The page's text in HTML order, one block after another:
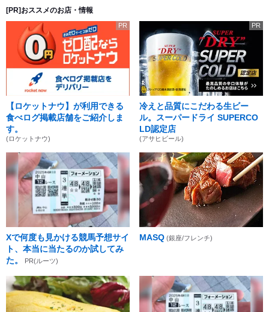
[PR]おススメのお店・情報
PR
【ロケットナウ】が利用できる
食べログ掲載店舗をご紹介しま
す。
(ロケットナウ)
PR
冷えと品質にこだわる生ビー
ル。スーパードライ SUPERCO
LD認定店
(アサヒビール)
Xで何度も見かける競馬予想サイ
ト、本当に当たるのか試してみ
た。
PR(ルーツ)
MASQ (銀座/フレンチ)